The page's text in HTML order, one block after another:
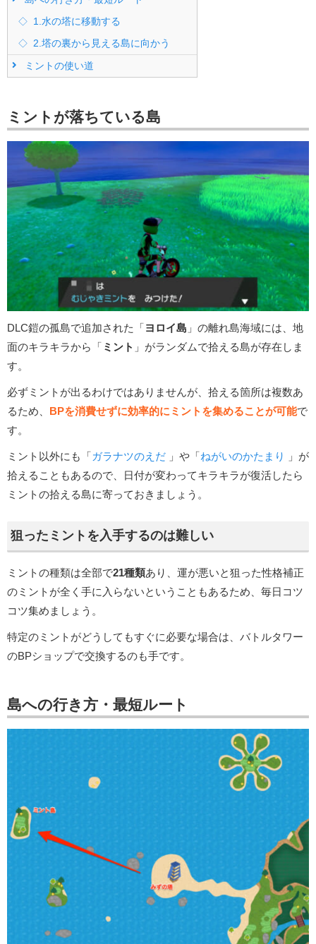
1.水の塔に移動する
2.塔の裏から見える島に向かう
ミントの使い道
ミントが落ちている島
DLC鎧の孤島で追加された「ヨロイ島 」の離れ島海域には、地
面のキラキラから「 ミント 」がランダムで拾える島が存在しま
す。
必ずミントが出るわけではありませんが、拾える箇所は複数あ
るため、 BPを消費せずに効率的にミントを集めることが可能で
す。
ミント以外にも「ガラナツのえだ 」や「ねがいのかたまり
」が
拾えることもあるので、日付が変わってキラキラが復活したら
ミントの拾える島に寄っておきましょう。
狙ったミントを入手するのは難しい
ミントの種類は全部で21種類あり、運が悪いと狙った性格補正
のミントが全く手に入らないということもあるため、毎日コツ
コツ集めましょう。
特定のミントがどうしてもすぐに必要な場合は、バトルタワー
のBPショップで交換するのも手です。
島への行き方・最短ルート